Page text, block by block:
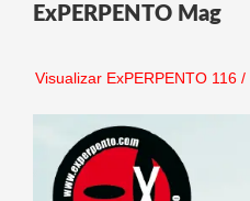
ExPERPENTO Mag
Visualizar ExPERPENTO 116/